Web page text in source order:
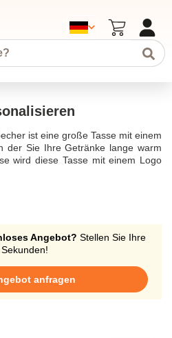
ist eine große Tasse mit einem
der Sie Ihre Getränke lange warm
wird diese Tasse mit einem Logo
personalisierte Tasse genau das
aus Edelstahl hergestellt und
Doppelwand, die für eine perfekte
viele Stunden lang warm hält.
Stempeldruck, Lasergravur,
isothermische Tasse
und Farben haben. Auf Zaprinta
Angebot? Stellen Sie Ihre
anfragen